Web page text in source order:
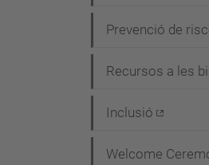
Prevenció de
Recursos a les
Inclusió
Welcome